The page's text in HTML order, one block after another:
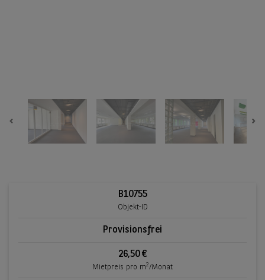
Previous
B10755
Objekt-ID
Provisionsfrei
26,50 €
Mietpreis pro m2/Monat